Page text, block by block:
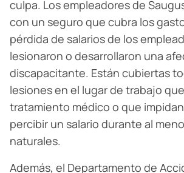
culpa. Los empleadores de
con un seguro que cubra los
pérdida de salarios de los
lesionaron o desarrollaron una
discapacitante. Están cubiertas
lesiones en el lugar de trabajo
tratamiento médico o que
percibir un salario durante al
naturales.
Además, el Departamento de